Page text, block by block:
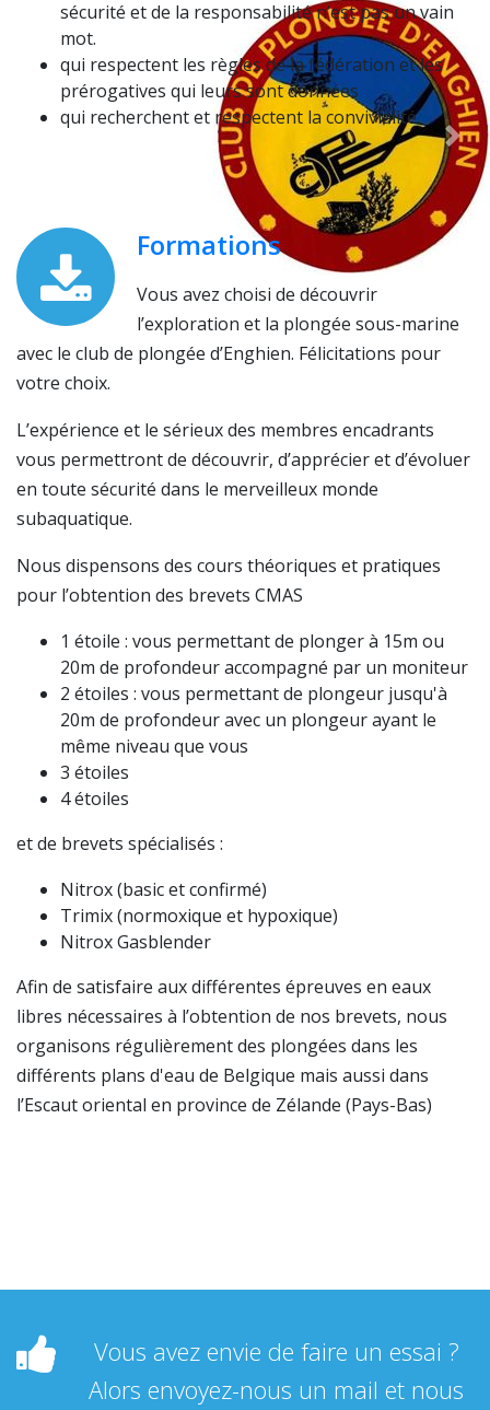
sécurité et de la responsabilité n’est pas un vain
mot.
qui respectent les règles de la fédération et les
prérogatives qui leurs sont données
qui recherchent et respectent la convivialité.
Formations
Vous avez choisi de découvrir
l’exploration et la plongée sous-marine
avec le club de plongée d’Enghien. Félicitations pour
votre choix.
L’expérience et le sérieux des membres encadrants
vous permettront de découvrir, d’apprécier et d’évoluer
en toute sécurité dans le merveilleux monde
subaquatique.
Nous dispensons des cours théoriques et pratiques
pour l’obtention des brevets CMAS
1 étoile : vous permettant de plonger à 15m ou
20m de profondeur accompagné par un moniteur
2 étoiles : vous permettant de plongeur jusqu'à
20m de profondeur avec un plongeur ayant le
même niveau que vous
3 étoiles
4 étoiles
et de brevets spécialisés :
Nitrox (basic et confirmé)
Trimix (normoxique et hypoxique)
Nitrox Gasblender
Afin de satisfaire aux différentes épreuves en eaux
libres nécessaires à l’obtention de nos brevets, nous
organisons régulièrement des plongées dans les
différents plans d'eau de Belgique mais aussi dans
l’Escaut oriental en province de Zélande (Pays-Bas)
Vous avez envie de faire un essai ?
Alors envoyez-nous un mail et nous